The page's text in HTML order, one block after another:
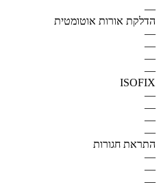
—
הדלקת אורות אוטומטית
—
—
—
—
ISOFIX
—
—
—
—
התראת חגורות
—
—
—